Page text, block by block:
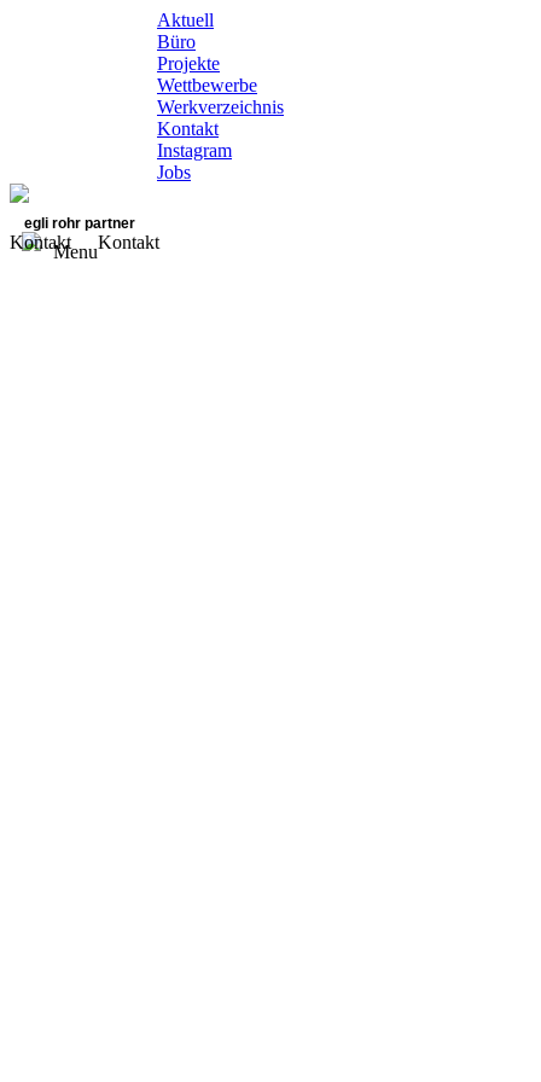
Aktuell
Büro
Projekte
Wettbewerbe
Werkverzeichnis
Kontakt
Instagram
Jobs
egli rohr partner
Menu
Kontakt Kontakt